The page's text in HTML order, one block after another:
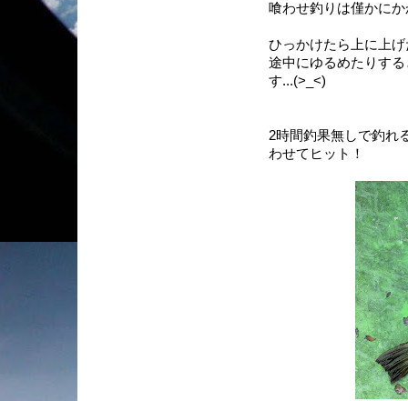
喰わせ釣りは僅かに
ひっかけたら上に上
途中にゆるめたりす
す...(>_<)
2時間釣果無しで釣れ
わせてヒット！